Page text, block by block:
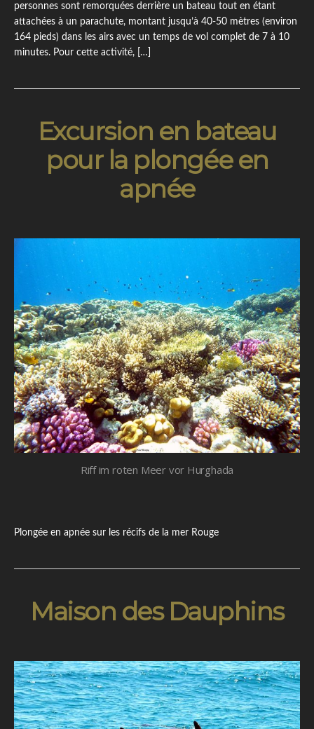
personnes sont remorquées derrière un bateau tout en étant
attachées à un parachute, montant jusqu’à 40-50 mètres (environ
164 pieds) dans les airs avec un temps de vol complet de 7 à 10
minutes. Pour cette activité, […]
Excursion en bateau
pour la plongée en
apnée
Riff im roten Meer vor Hurghada
Plongée en apnée sur les récifs de la mer Rouge
Maison des Dauphins